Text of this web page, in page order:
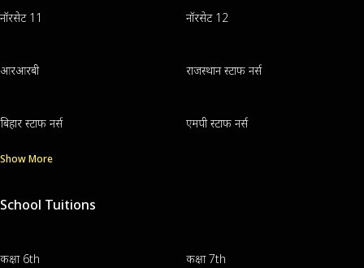
नॉरसेट 11 नॉरसेट 12
आरआरबी राजस्थान स्टाफ नर्स
बिहार स्टाफ नर्स एमपी स्टाफ नर्स
Show More
School Tuitions
कक्षा 6th कक्षा 7th